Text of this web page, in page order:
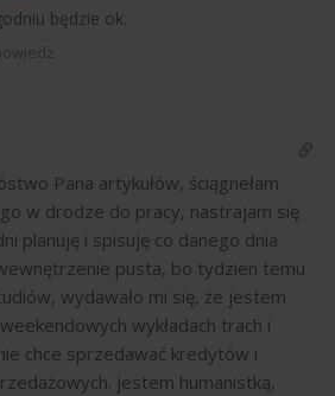
będzie ok.
Pana artykułów, ściągnełam
go w drodze do pracy, nastrajam się
planuję i spisuję co danego dnia
pusta, bo tydzien temu
wydawało mi się, że jestem
wykładach trach i
chce sprzedawać kredytów i
jestem humanistką,